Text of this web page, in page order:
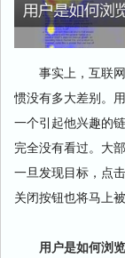
事实上，互联网
惯没有多大差别。
一个引起他兴趣的
完全没有看过。大
一旦发现目标，点
关闭按钮也将马上被
用户是如何浏览